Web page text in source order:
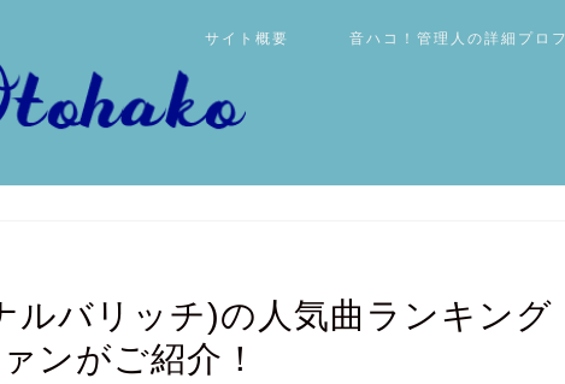
サイト概要 音ハコ！管理人の詳細プロ
ルバリッチ)の人気曲ランキング
ンがご紹介！